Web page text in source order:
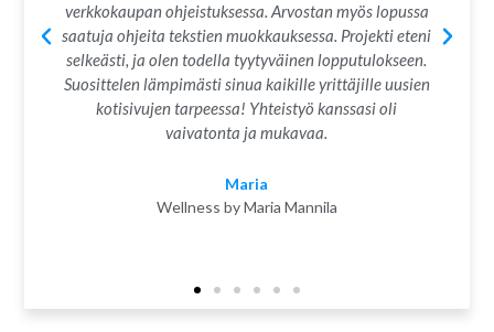
verkkokaupan ohjeistuksessa. Arvostan myös lopussa
saatuja ohjeita tekstien muokkauksessa. Projekti eteni
selkeästi, ja olen todella tyytyväinen lopputulokseen.
Suosittelen lämpimästi sinua kaikille yrittäjille uusien
kotisivujen tarpeessa! Yhteistyö kanssasi oli
vaivatonta ja mukavaa.
Maria
Wellness by Maria Mannila